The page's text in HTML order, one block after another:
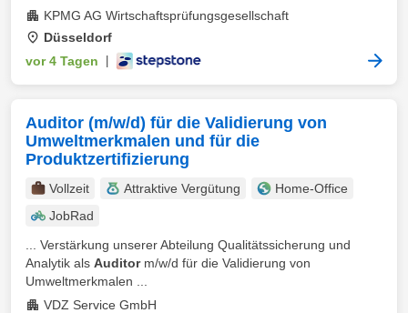
KPMG AG Wirtschaftsprüfungsgesellschaft
Düsseldorf
vor 4 Tagen
Auditor (m/w/d) für die Validierung von
Umweltmerkmalen und für die
Produktzertifizierung
Vollzeit Attraktive Vergütung
Home-Office
JobRad
... Verstärkung unserer Abteilung Qualitätssicherung und
Analytik als Auditorm/w/d für die Validierung von
Umweltmerkmalen ...
VDZ Service GmbH